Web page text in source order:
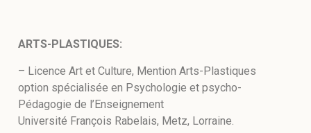
ARTS-PLASTIQUES:
– Licence Art et Culture, Mention Arts-Plastiques
option spécialisée en Psychologie et psycho-
Pédagogie de l’Enseignement
Université François Rabelais, Metz, Lorraine.